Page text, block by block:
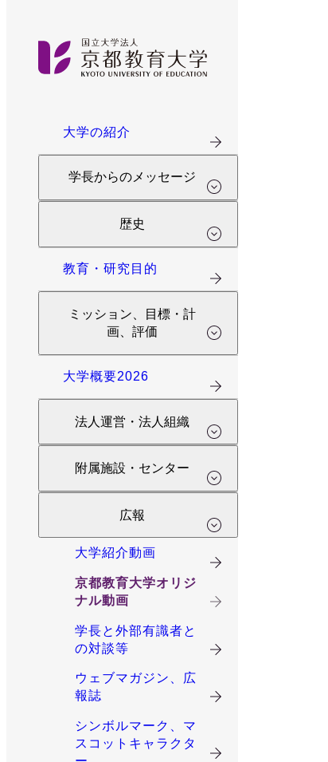
大学の紹介
学長からのメッセージ
歴史
教育・研究目的
ミッション、目標・計
画、評価
大学概要2026
法人運営・法人組織
附属施設・センター
広報
大学紹介動画
京都教育大学オリジ
ナル動画
学長と外部有識者と
の対談等
ウェブマガジン、広
報誌
シンボルマーク、マ
スコットキャラクタ